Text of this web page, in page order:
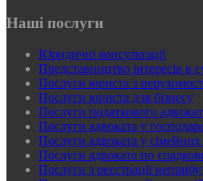
Наші послуги
Юридичні консультації
Представництво інтересів в
Послуги юриста з
Послуги юриста для бізнесу
Послуги податкового
Послуги адвоката у
Послуги адвоката у сімейних
Послуги адвоката по
Послуги з реєстрації